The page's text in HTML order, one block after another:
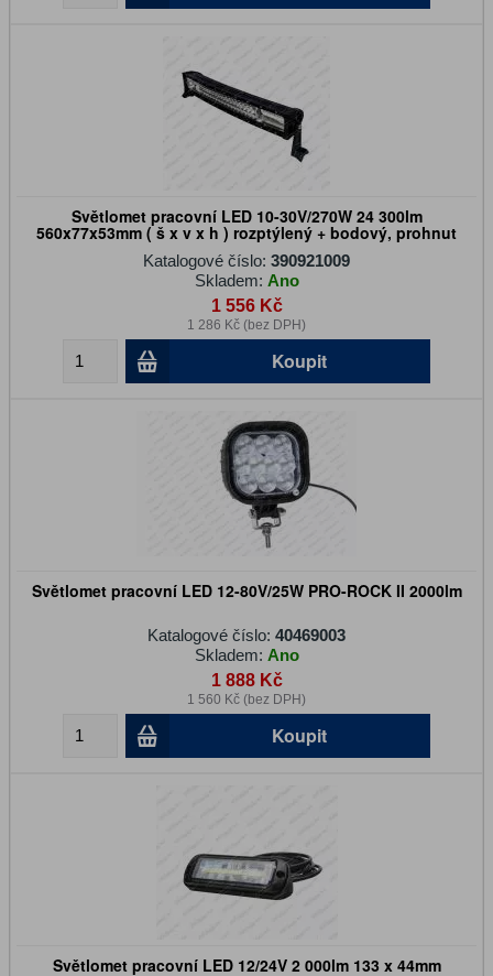
Světlomet pracovní LED 10-30V/270W 24 300lm
560x77x53mm ( š x v x h ) rozptýlený + bodový, prohnut
Katalogové číslo: 390921009
Skladem: Ano
1 556 Kč
1 286 Kč (bez DPH)
Koupit
Světlomet pracovní LED 12-80V/25W PRO-ROCK II 2000lm
Katalogové číslo: 40469003
Skladem: Ano
1 888 Kč
1 560 Kč (bez DPH)
Koupit
Světlomet pracovní LED 12/24V 2 000lm 133 x 44mm